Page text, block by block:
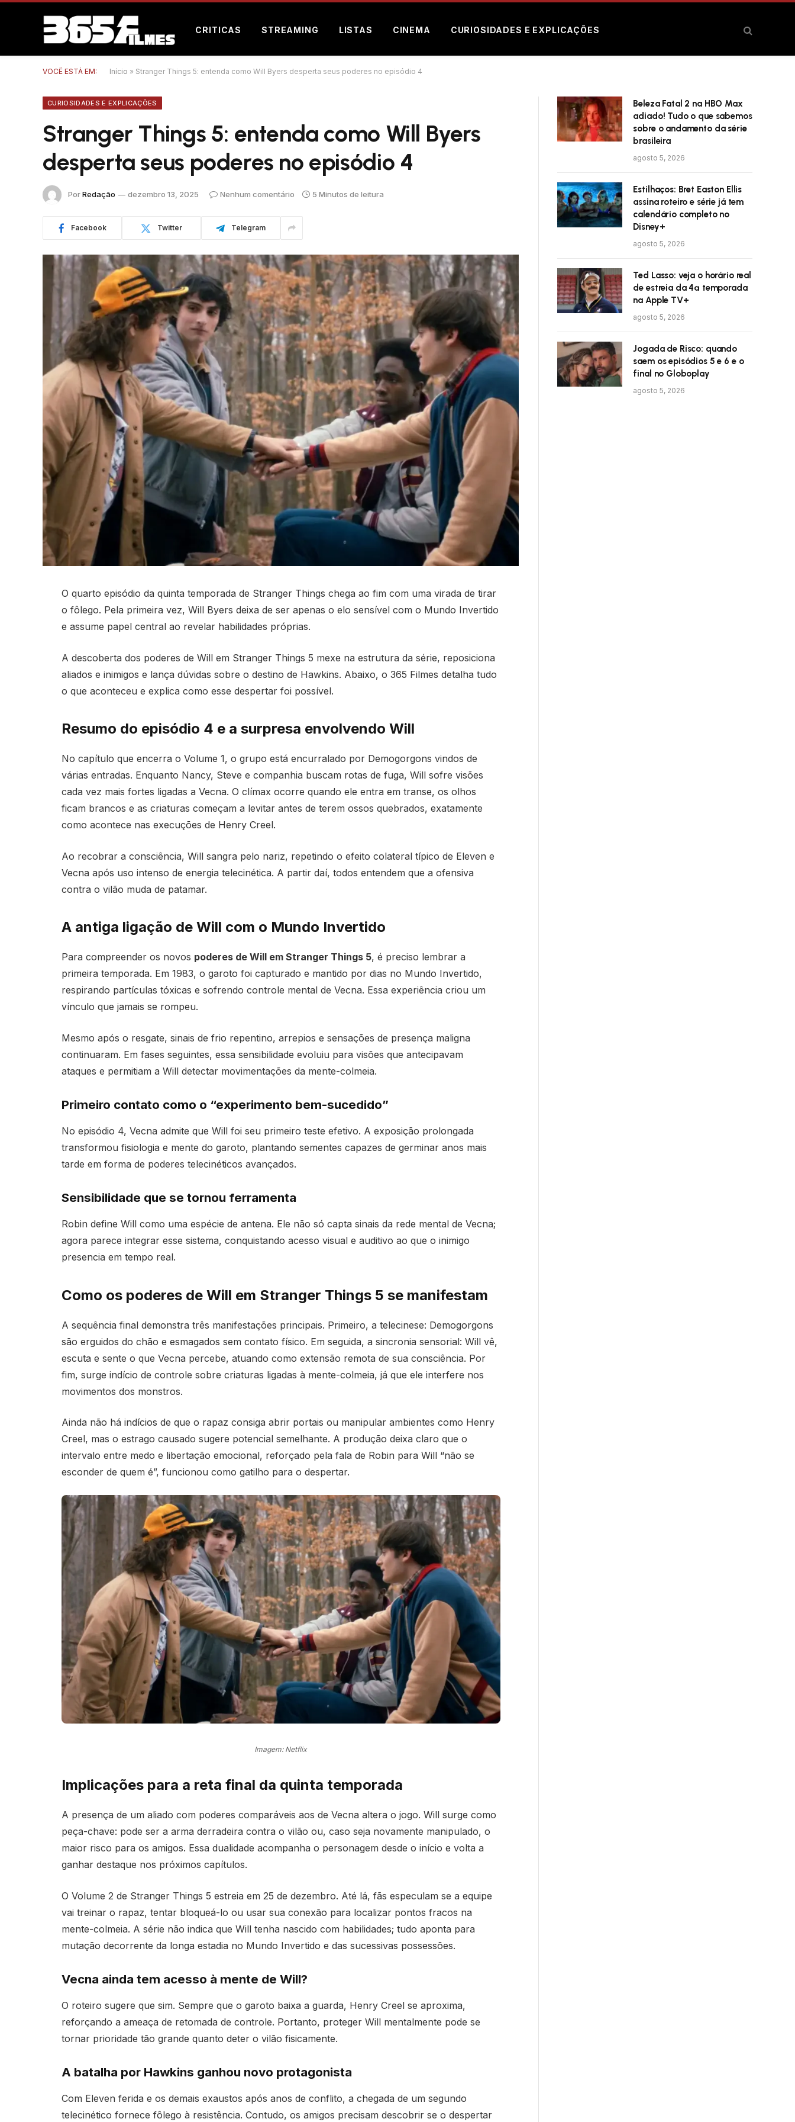
CRITICAS STREAMING LISTAS CINEMA CURIOSIDADES E EXPLICAÇÕES
VOCÊ ESTÁ EM: Início » Stranger Things 5: entenda como Will Byers desperta seus poderes no episódio 4
CURIOSIDADES E EXPLICAÇÕES
Stranger Things 5: entenda como Will Byers
desperta seus poderes no episódio 4
PorRedação dezembro 13, 2025 Nenhum comentário 5 Minutos de leitura
Facebook Twitter Telegram
O quarto episódio da quinta temporada de Stranger Things chega ao fim com uma virada de tirar
o fôlego. Pela primeira vez, Will Byers deixa de ser apenas o elo sensível com o Mundo Invertido
e assume papel central ao revelar habilidades próprias.
A descoberta dos poderes de Will em Stranger Things 5 mexe na estrutura da série, reposiciona
aliados e inimigos e lança dúvidas sobre o destino de Hawkins. Abaixo, o 365 Filmes detalha tudo
o que aconteceu e explica como esse despertar foi possível.
Resumo do episódio 4 e a surpresa envolvendo Will
No capítulo que encerra o Volume 1, o grupo está encurralado por Demogorgons vindos de
várias entradas. Enquanto Nancy, Steve e companhia buscam rotas de fuga, Will sofre visões
cada vez mais fortes ligadas a Vecna. O clímax ocorre quando ele entra em transe, os olhos
ficam brancos e as criaturas começam a levitar antes de terem ossos quebrados, exatamente
como acontece nas execuções de Henry Creel.
Ao recobrar a consciência, Will sangra pelo nariz, repetindo o efeito colateral típico de Eleven e
Vecna após uso intenso de energia telecinética. A partir daí, todos entendem que a ofensiva
contra o vilão muda de patamar.
A antiga ligação de Will com o Mundo Invertido
Para compreender os novos poderes de Will em Stranger Things 5, é preciso lembrar a
primeira temporada. Em 1983, o garoto foi capturado e mantido por dias no Mundo Invertido,
respirando partículas tóxicas e sofrendo controle mental de Vecna. Essa experiência criou um
vínculo que jamais se rompeu.
Mesmo após o resgate, sinais de frio repentino, arrepios e sensações de presença maligna
continuaram. Em fases seguintes, essa sensibilidade evoluiu para visões que antecipavam
ataques e permitiam a Will detectar movimentações da mente-colmeia.
Primeiro contato como o “experimento bem-sucedido”
No episódio 4, Vecna admite que Will foi seu primeiro teste efetivo. A exposição prolongada
transformou fisiologia e mente do garoto, plantando sementes capazes de germinar anos mais
tarde em forma de poderes telecinéticos avançados.
Sensibilidade que se tornou ferramenta
Robin define Will como uma espécie de antena. Ele não só capta sinais da rede mental de Vecna;
agora parece integrar esse sistema, conquistando acesso visual e auditivo ao que o inimigo
presencia em tempo real.
Como os poderes de Will em Stranger Things 5 se manifestam
A sequência final demonstra três manifestações principais. Primeiro, a telecinese: Demogorgons
são erguidos do chão e esmagados sem contato físico. Em seguida, a sincronia sensorial: Will vê,
escuta e sente o que Vecna percebe, atuando como extensão remota de sua consciência. Por
fim, surge indício de controle sobre criaturas ligadas à mente-colmeia, já que ele interfere nos
movimentos dos monstros.
Ainda não há indícios de que o rapaz consiga abrir portais ou manipular ambientes como Henry
Creel, mas o estrago causado sugere potencial semelhante. A produção deixa claro que o
intervalo entre medo e libertação emocional, reforçado pela fala de Robin para Will “não se
esconder de quem é”, funcionou como gatilho para o despertar.
Imagem: Netflix
Implicações para a reta final da quinta temporada
A presença de um aliado com poderes comparáveis aos de Vecna altera o jogo. Will surge como
peça-chave: pode ser a arma derradeira contra o vilão ou, caso seja novamente manipulado, o
maior risco para os amigos. Essa dualidade acompanha o personagem desde o início e volta a
ganhar destaque nos próximos capítulos.
O Volume 2 de Stranger Things 5 estreia em 25 de dezembro. Até lá, fãs especulam se a equipe
vai treinar o rapaz, tentar bloqueá-lo ou usar sua conexão para localizar pontos fracos na
mente-colmeia. A série não indica que Will tenha nascido com habilidades; tudo aponta para
mutação decorrente da longa estadia no Mundo Invertido e das sucessivas possessões.
Vecna ainda tem acesso à mente de Will?
O roteiro sugere que sim. Sempre que o garoto baixa a guarda, Henry Creel se aproxima,
reforçando a ameaça de retomada de controle. Portanto, proteger Will mentalmente pode se
tornar prioridade tão grande quanto deter o vilão fisicamente.
A batalha por Hawkins ganhou novo protagonista
Com Eleven ferida e os demais exaustos após anos de conflito, a chegada de um segundo
telecinético fornece fôlego à resistência. Contudo, os amigos precisam descobrir se o despertar
Beleza Fatal 2 na HBO Max
adiado! Tudo o que sabemos
sobre o andamento da série
brasileira
agosto 5, 2026
Estilhaços: Bret Easton Ellis
assina roteiro e série já tem
calendário completo no
Disney+
agosto 5, 2026
Ted Lasso: veja o horário real
de estreia da 4ª temporada
na Apple TV+
agosto 5, 2026
Jogada de Risco: quando
saem os episódios 5 e 6 e o
final no Globoplay
agosto 5, 2026